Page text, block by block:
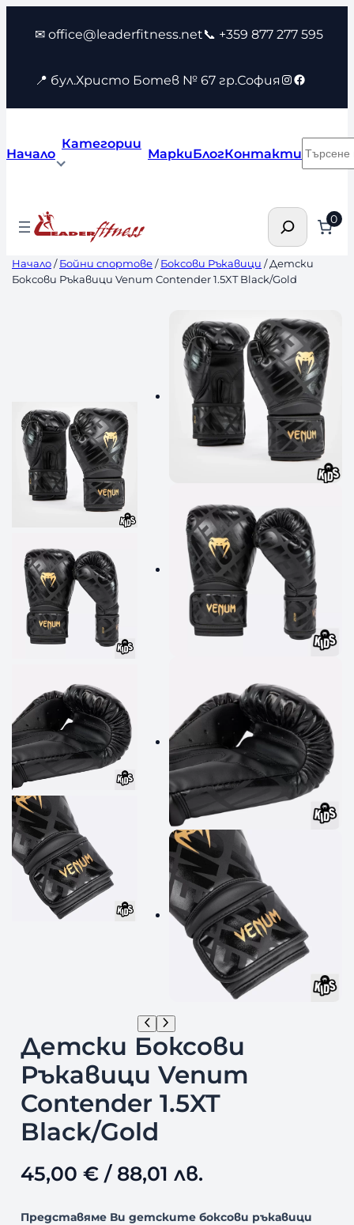
съдържанието
✉ office@leaderfitness.net📞 +359 877 277 595
📍 бул.Христо Ботев № 67 гр.София Instagram
Facebook
Начало
Категории
МаркиБлогКонтакти
Търсене 0
Начало/Бойни спортове/Боксови Ръкавици / Детски
Боксови Ръкавици Venum Contender 1.5XT Black/Gold
Детски Боксови
Ръкавици Venum
Contender 1.5XT
Black/Gold
45,00 €/ 88,01 лв.
Представяме Ви детските боксови ръкавици